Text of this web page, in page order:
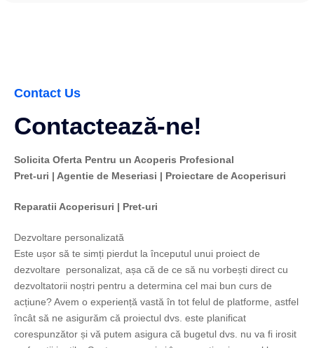
Contact Us
Contactează-ne!
Solicita Oferta Pentru un Acoperis Profesional
Pret-uri | Agentie de Meseriasi | Proiectare de Acoperisuri
Reparatii Acoperisuri | Pret-uri
Dezvoltare personalizată
Este ușor să te simți pierdut la începutul unui proiect de
dezvoltare personalizat, așa că de ce să nu vorbești direct cu
dezvoltatorii noștri pentru a determina cel mai bun curs de
acțiune? Avem o experiență vastă în tot felul de platforme, astfel
încât să ne asigurăm că proiectul dvs. este planificat
corespunzător și vă putem asigura că bugetul dvs. nu va fi irosit